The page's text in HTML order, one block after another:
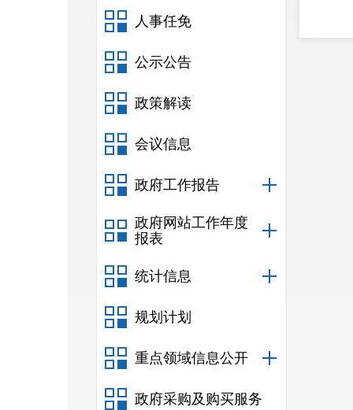
人事任免
公示公告
政策解读
会议信息
政府工作报告
政府网站工作年度
报表
统计信息
规划计划
重点领域信息公开
政府采购及购买服务